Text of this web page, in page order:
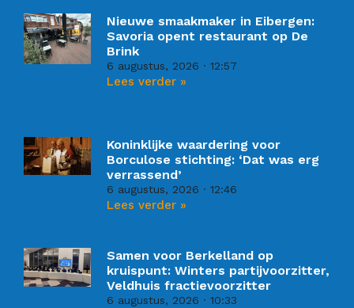
Nieuwe smaakmaker in Eibergen:
Savoria opent restaurant op De
Brink
6 augustus, 2026 12:57
Lees verder »
Koninklijke waardering voor
Borculose stichting: ‘Dat was erg
verrassend’
6 augustus, 2026 12:46
Lees verder »
Samen voor Berkelland op
kruispunt: Winters partijvoorzitter,
Veldhuis fractievoorzitter
6 augustus, 2026 10:33